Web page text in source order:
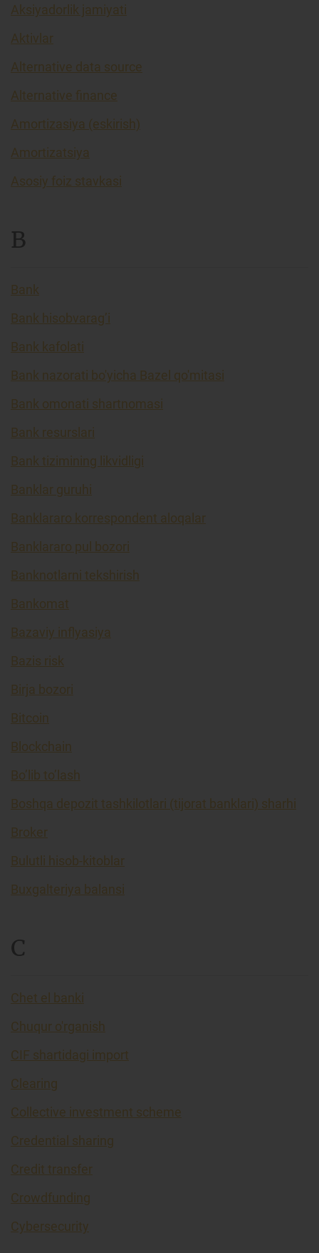
Aksiyadorlik jamiyati
Aktivlar
Alternative data source
Alternative finance
Amortizasiya (eskirish)
Amortizatsiya
Asosiy foiz stavkasi
B
Bank
Bank hisobvarag’i
Bank kafolati
Bank nazorati bo'yicha Bazel qo'mitasi
Bank omonati shartnomasi
Bank resurslari
Bank tizimining likvidligi
Banklar guruhi
Banklararo korrespondent aloqalar
Banklararo pul bozori
Banknotlarni tekshirish
Bankomat
Bazaviy inflyasiya
Bazis risk
Birja bozori
Bitcoin
Blockchain
Bo’lib to’lash
Boshqa depozit tashkilotlari (tijorat banklari) sharhi
Broker
Bulutli hisob-kitoblar
Buxgalteriya balansi
C
Chet el banki
Chuqur o'rganish
CIF shartidagi import
Clearing
Collective investment scheme
Credential sharing
Credit transfer
Crowdfunding
Cybersecurity